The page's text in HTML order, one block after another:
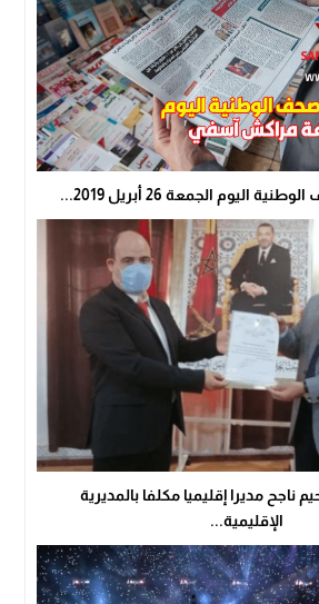
اليوم الجمعة 26 أبريل 2019...
ناجح مديرا إقليميا مكلفا بالمديرية
الإقليمية...